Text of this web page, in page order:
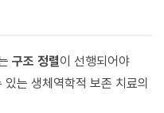
구조 정렬이 선행되어야
는 생체역학적 보존 치료의